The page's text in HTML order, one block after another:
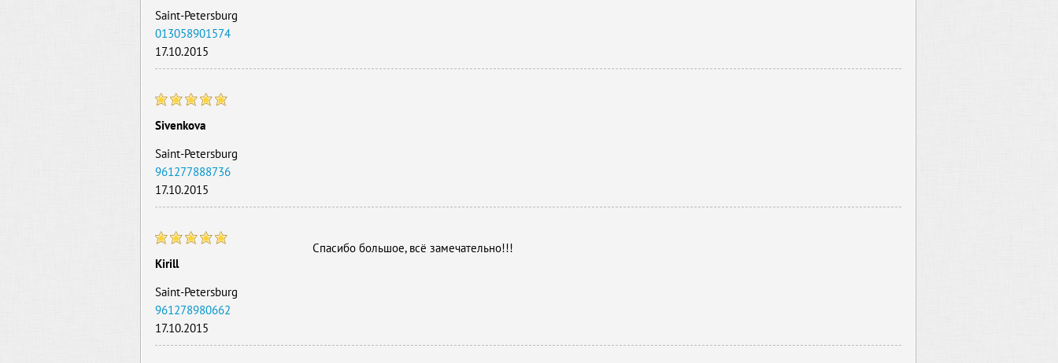
Saint-Petersburg
013058901574
17.10.2015
Sivenkova
Saint-Petersburg
961277888736
17.10.2015
Kirill
Saint-Petersburg
961278980662
17.10.2015
Спасибо большое, всё замечательно!!!